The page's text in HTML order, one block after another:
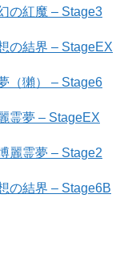
の紅魔 – Stage3
の結界 – StageEX
（獺） – Stage6
霊夢 – StageEX
麗霊夢 – Stage2
の結界 – Stage6B